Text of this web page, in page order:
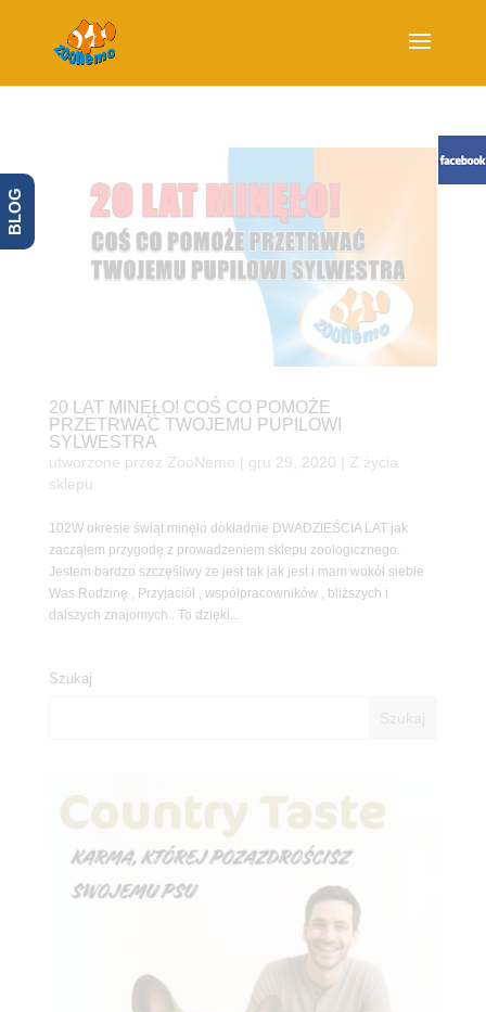
20 LAT MINĘŁO! COŚ CO POMOŻE
PRZETRWAĆ TWOJEMU PUPILOWI
SYLWESTRA
utworzone przez ZooNemo gru 29, 2020
Z życia
sklepu
102W okresie świąt minęło dokładnie DWADZIEŚCIA LAT jak
zacząłem przygodę z prowadzeniem sklepu zoologicznego.
Jestem bardzo szczęśliwy że jest tak jak jest i mam wokół siebie
Was Rodzinę , Przyjaciół , współpracowników , bliższych i
dalszych znajomych . To dzięki...
Szukaj
BLOG